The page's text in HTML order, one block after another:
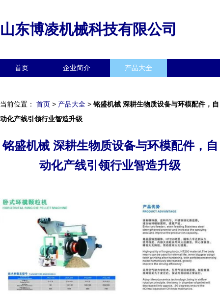
山东博凌机械科技有限公司
首页 企业简介 产品大全
当前位置： 首页 > 产品大全 > 铭盛机械 深耕生物质设备与环模配件，自
动化产线引领行业智造升级
铭盛机械 深耕生物质设备与环模配件，自
动化产线引领行业智造升级